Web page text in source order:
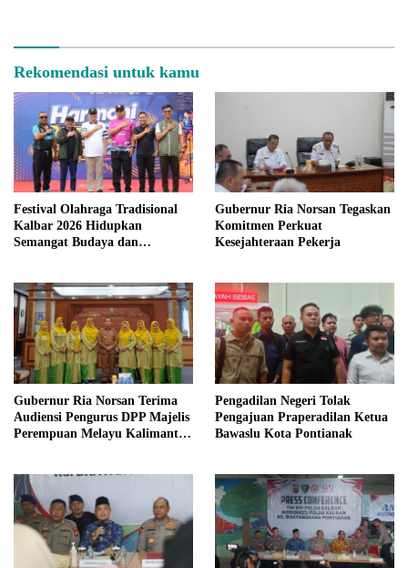
Rekomendasi untuk kamu
Festival Olahraga Tradisional
Kalbar 2026 Hidupkan
Semangat Budaya dan
Gubernur Ria Norsan Tegaskan
Komitmen Perkuat
Kesejahteraan Pekerja
Gubernur Ria Norsan Terima
Audiensi Pengurus DPP Majelis
Perempuan Melayu Kalimantan
Pengadilan Negeri Tolak
Pengajuan Praperadilan Ketua
Bawaslu Kota Pontianak